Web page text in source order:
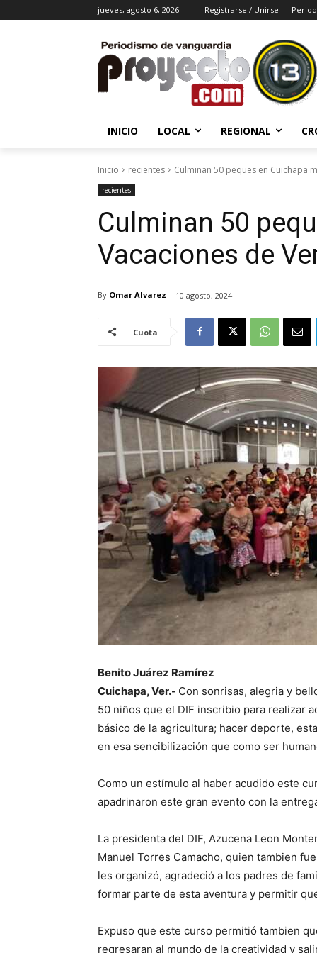
jueves, agosto 6, 2026 Registrarse / Unirse
INICIO LOCAL REGIONAL
Inicio recientes Culminan 50 peques en Cuichapa
recientes
Culminan 50
Vacaciones de
By Omar Alvarez 10 agosto, 2024
Cuota
Benito Juárez Ramírez
Cuichapa, Ver.- Con sonrisas, alegria y
50 niños que el DIF inscribio para realizar
básico de la agricultura; hacer deporte,
en esa sencibilización que como ser
Como un estímulo al haber acudido este
apadrinaron este gran evento con la
La presidenta del DIF, Azucena Leon
Manuel Torres Camacho, quien tambien
les organizó, agradeció a los padres de
formar parte de esta aventura y permitir
Expuso que este curso permitió tambien
regresaran al mundo de la creatividad y